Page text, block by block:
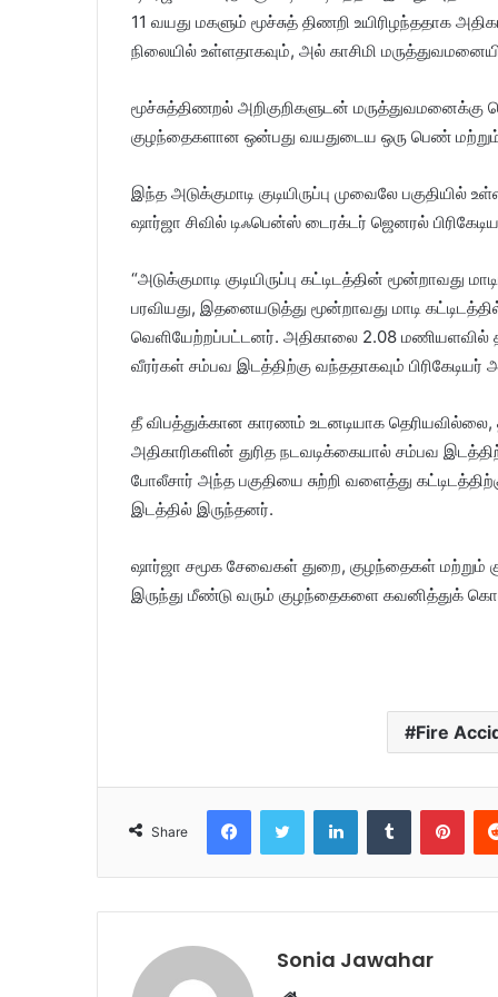
l
11 வயது மகளும் மூச்சுத் திணறி உயிரிழந்ததாக
நிலையில் உள்ளதாகவும், அல் காசிமி
மூச்சுத்திணறல் அறிகுறிகளுடன்
குழந்தைகளான ஒன்பது வயதுடைய ஒரு பெண்
இந்த அடுக்குமாடி குடியிருப்பு முவைலே
ஷார்ஜா சிவில் டிஃபென்ஸ் டைரக்டர் ஜெனரல்
“அடுக்குமாடி குடியிருப்பு கட்டிடத்தின் மூன்றாவது
பரவியது, இதனையடுத்து மூன்றாவது மாடி
வெளியேற்றப்பட்டனர். அதிகாலை 2.08 மணியளவில்
வீரர்கள் சம்பவ இடத்திற்கு வந்ததாகவும் பிரிகேடியர்
தீ விபத்துக்கான காரணம் உடனடியாக
அதிகாரிகளின் துரித நடவடிக்கையால் சம்பவ
போலீசார் அந்த பகுதியை சுற்றி வளைத்து
இடத்தில் இருந்தனர்.
ஷார்ஜா சமூக சேவைகள் துறை, குழந்தைகள் மற்றும்
இருந்து மீண்டு வரும் குழந்தைகளை கவனித்துக்
Fire
Share
Sonia Jawahar